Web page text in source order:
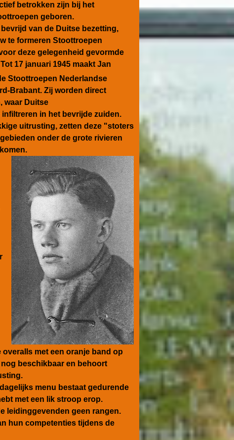
betrokken zijn bij het
geboren.
van de Duitse bezetting,
te formeren Stoottroepen
deze gelegenheid gevormde
17 januari 1945 maakt Jan
Stoottroepen Nederlandse
Brabant. Zij worden direct
waar Duitse
in het bevrijde zuiden.
uitrusting, zetten deze "stoters
onder de grote rivieren
met een oranje band op
beschikbaar en behoort
menu bestaat gedurende
met een lik stroop erop.
leidinggevenden geen rangen.
hun competenties tijdens de